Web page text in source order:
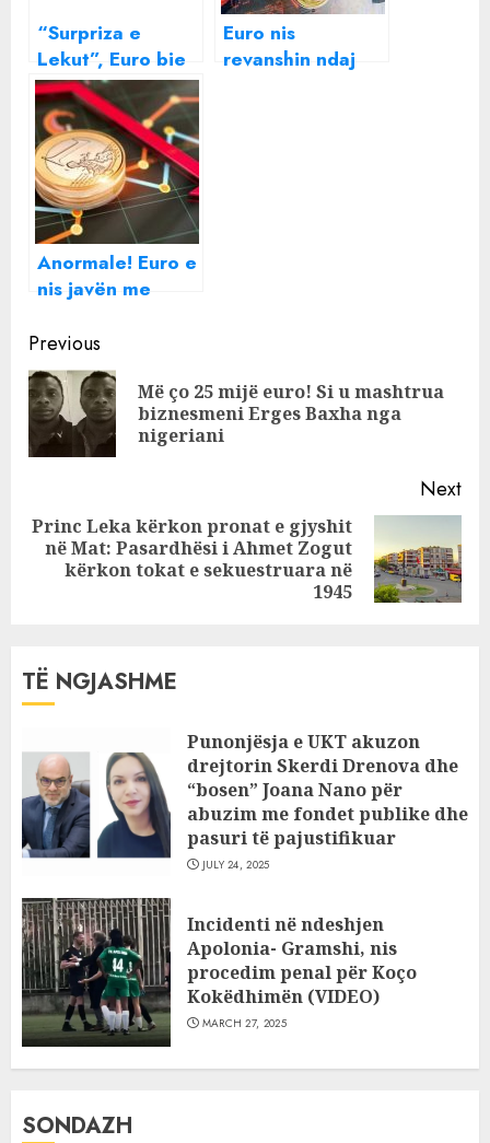
“Surpriza e
Lekut”, Euro bie
poshtë nivelit të
121 lekëve, arrin
nivelin më të ulët
që në janar
Euro nis
revanshin ndaj
Anormale! Euro e
nis javën me
Lekut
Continue
Reading
Previous
Më ço 25 mijë euro! Si u mashtrua
biznesmeni Erges Baxha nga
nigeriani
Next
Next
post:
Princ Leka kërkon pronat e gjyshit
në Mat: Pasardhësi i Ahmet Zogut
kërkon tokat e sekuestruara në
1945
TË NGJASHME
Punonjësja e UKT akuzon
drejtorin Skerdi Drenova dhe
“bosen” Joana Nano për
abuzim me fondet publike dhe
pasuri të pajustifikuar
JULY 24, 2025
Incidenti në ndeshjen
Apolonia- Gramshi, nis
procedim penal për Koço
Kokëdhimën (VIDEO)
MARCH 27, 2025
SONDAZH